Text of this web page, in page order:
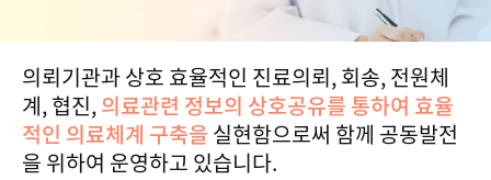
전화예약
진료협력센터
의뢰기관과 상호 효율적인 진료의뢰, 회송, 전원체
계, 협진,의료관련 정보의 상호공유를 통하여 효율
적인 의료체계 구축을 실현함으로써 함께 공동발전
을 위하여 운영하고 있습니다.